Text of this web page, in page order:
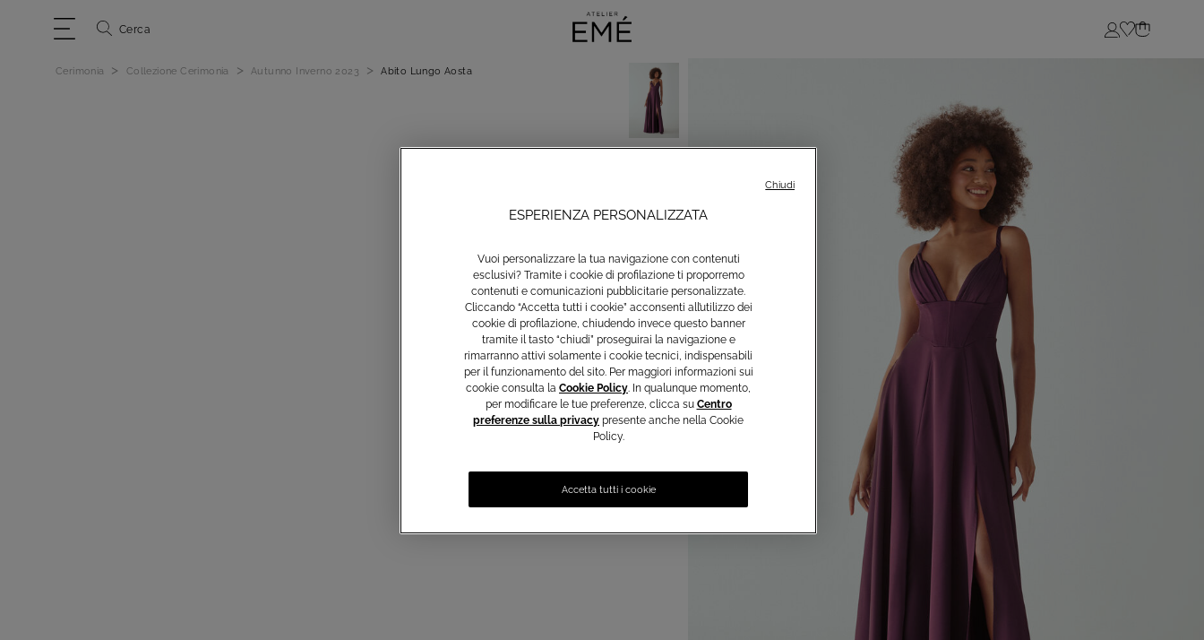
Cerca Login
Cerimonia > Collezione Cerimonia > Autunno Inverno 2023 > Abito Lungo Aosta
ESPERIENZA PERSONALIZZATA
Vuoi personalizzare la tua navigazione con contenuti
esclusivi? Tramite i cookie di profilazione ti proporremo
contenuti e comunicazioni pubblicitarie personalizzate.
Cliccando “Accetta tutti i cookie” acconsenti all’utilizzo dei
cookie di profilazione, chiudendo invece questo banner
tramite il tasto “chiudi” proseguirai la navigazione e
rimarranno attivi solamente i cookie tecnici, indispensabili
per il funzionamento del sito. Per maggiori informazioni sui
cookie consulta la Cookie Policy. In qualunque momento,
per modificare le tue preferenze, clicca su Centro
preferenze sulla privacy presente anche nella Cookie
Policy.
Accetta tutti i cookie
Chiudi